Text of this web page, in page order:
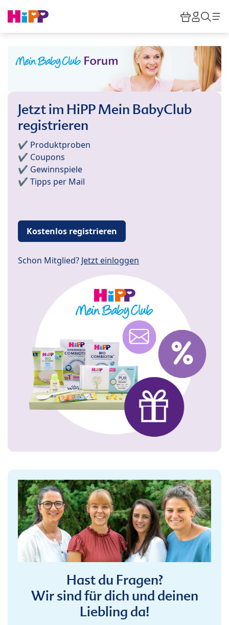
HiPP
Jetzt im HiPP Mein BabyClub
registrieren
✔️ Produktproben
✔️ Coupons
✔️ Gewinnspiele
✔️ Tipps per Mail
Kostenlos registrieren
Schon Mitglied? Jetzt einloggen
Hast du Fragen?
Wir sind für dich und deinen
Liebling da!